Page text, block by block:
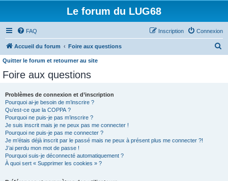
Le forum du LUG68
FAQ Connexion
Inscription
Accueil du forum Foire aux questions
Quitter le forum et retourner au site
Foire aux questions
Problèmes de connexion et d’inscription
Pourquoi ai-je besoin de m’inscrire ?
Qu’est-ce que la COPPA ?
Pourquoi ne puis-je pas m’inscrire ?
Je suis inscrit mais je ne peux pas me connecter !
Pourquoi ne puis-je pas me connecter ?
Je m’étais déjà inscrit par le passé mais ne peux à présent plus me connecter ?!
J’ai perdu mon mot de passe !
Pourquoi suis-je déconnecté automatiquement ?
À quoi sert « Supprimer les cookies » ?